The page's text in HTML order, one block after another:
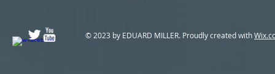
© 2023 by EDUARD MILLER. Proudly created with